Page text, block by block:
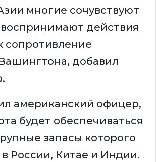
многие сочувствуют
действия
сопротивление
добавил
американский офицер,
будет обеспечиваться
запасы которого
в России, Китае и Индии.